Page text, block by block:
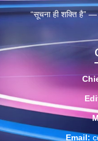
“सूचना ही शक्ति है” —
Email: